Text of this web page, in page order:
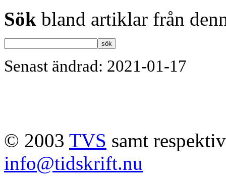
Sök bland artiklar från
Senast ändrad: 2021-01-17
© 2003 TVS samt
info@tidskrift.nu